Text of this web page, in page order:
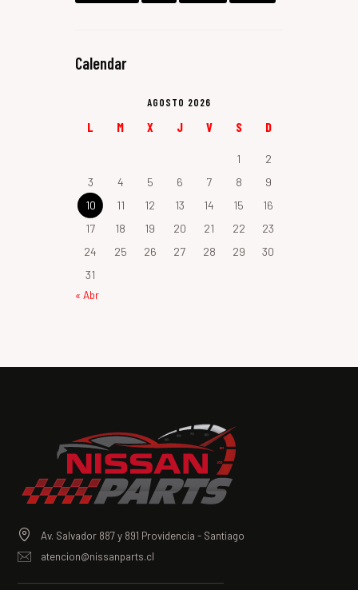
Calendar
AGOSTO 2026
L M X J V S D
1
2
3
4 5 6 7 8
9
10
11 12 13 14 15
16
17
18 19 20 21 22
23
24
25 26 27 28 29
30
31
« Abr
Av. Salvador 887 y 891 Providencia - Santiago
atencion@nissanparts.cl